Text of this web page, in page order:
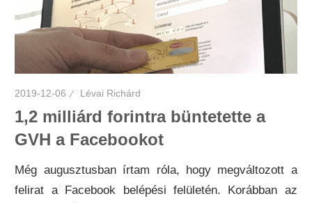
2019-12-06 Lévai Richárd
1,2 milliárd forintra büntetette a
GVH a Facebookot
Még augusztusban írtam róla, hogy megváltozott a
felirat a Facebook belépési felületén. Korábban az